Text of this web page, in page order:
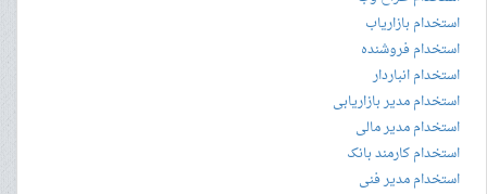
استخدام بازاریاب
استخدام فروشنده
استخدام انباردار
استخدام مدیر بازاریابی
استخدام مدیر مالی
استخدام کارمند بانک
استخدام مدیر فنی